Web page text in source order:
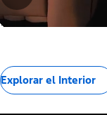
Explorar el Interior